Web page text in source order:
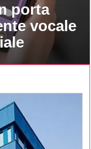
porta
vocale